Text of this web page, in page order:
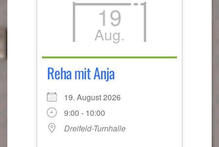
19
Aug.
Reha mit Anja
19. August 2026
9:00 - 10:00
Dreifeld-Turnhalle